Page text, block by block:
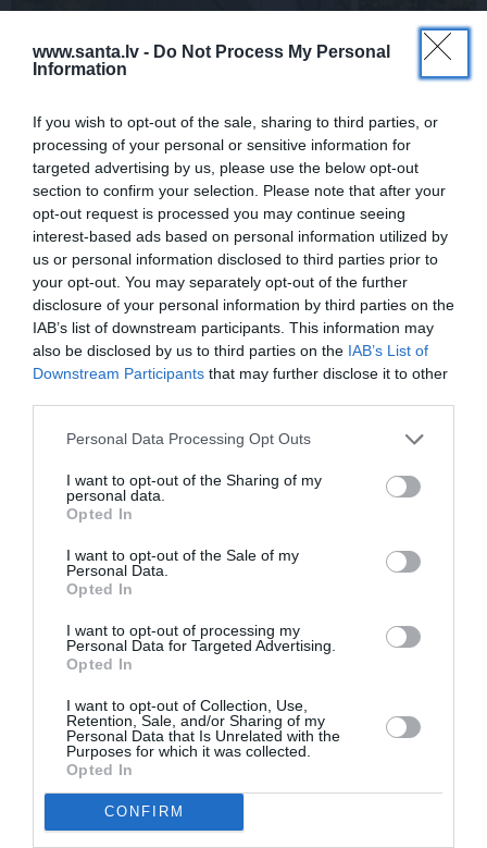
www.santa.lv - Do Not Process My Personal
Information
If you wish to opt-out of the sale, sharing to third parties, or
processing of your personal or sensitive information for
targeted advertising by us, please use the below opt-out
section to confirm your selection. Please note that after your
opt-out request is processed you may continue seeing
interest-based ads based on personal information utilized by
us or personal information disclosed to third parties prior to
your opt-out. You may separately opt-out of the further
disclosure of your personal information by third parties on the
IAB’s list of downstream participants. This information may
also be disclosed by us to third parties on the IAB’s List of
Downstream Participants that may further disclose it to other
Personal Data Processing Opt Outs
I want to opt-out of the Sharing of my
personal data.
Opted In
I want to opt-out of the Sale of my
Personal Data.
Opted In
I want to opt-out of processing my
Personal Data for Targeted Advertising.
Opted In
I want to opt-out of Collection, Use,
Retention, Sale, and/or Sharing of my
Personal Data that Is Unrelated with the
Purposes for which it was collected.
Opted In
CONFIRM
Bijušais ministrs Puntulis krietni novājējis. Zaudējis
vairāk nekā 10 kg!
PERSONĪBAS
Kāpēc raudāja Saeimas deputāts
Nauris Puntulis? Tam bija īpašs
iemesls.
ATTIECĪBAS
solījumu sievai devis slimības laikā
Nauris Puntulis ir piecēlies: Tagad
VESELĪBA
Eksministrs Puntulis pēc slimības
atsāk strādāt